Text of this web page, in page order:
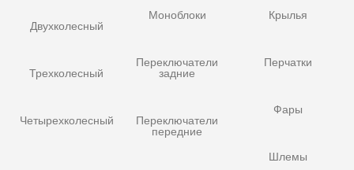
Двухколесный
Трехколесный
Четырехколесный
Моноблоки
Переключатели
задние
Переключатели
передние
Крылья
Перчатки
Фары
Шлемы